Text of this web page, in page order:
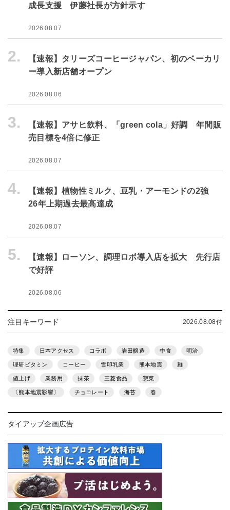
成長支援 伊藤社長が方針示す
2026.08.07
2.
【速報】タリーズコーヒージャパン、初のベーカリ
ー導入新店舗オープン
2026.08.06
3.
【速報】アサヒ飲料、「green cola」好調 年間販
売目標を4倍に修正
2026.08.07
4.
【速報】植物性ミルク、豆乳・アーモンドの2強
26年上期過去最高達成
2026.08.07
5.
【速報】ローソン、調理ロボ導入店を拡大 先行店
で好評
2026.08.06
注目キーワード 2026.08.08付
特集 日本アクセス コラボ 岩田醸造 中食 明治
理研ビタミン コーヒー 雪印乳業 熊本地震 麺
値上げ 業務用 抹茶 三菱食品 惣菜
〔熊本地震影響〕 チョコレート 海苔 春
タイアップ企画広告